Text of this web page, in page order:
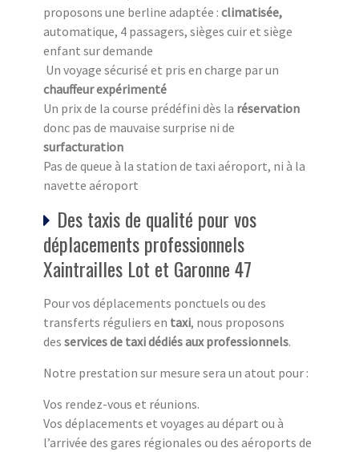
proposons une berline adaptée : climatisée,
automatique, 4 passagers, sièges cuir et siège
enfant sur demande
Un voyage sécurisé et pris en charge par un
chauffeur expérimenté
Un prix de la course prédéfini dès la réservation
donc pas de mauvaise surprise ni de
surfacturation
Pas de queue à la station de taxi aéroport, ni à la
navette aéroport
Des taxis de qualité pour vos
déplacements professionnels
Xaintrailles Lot et Garonne 47
Pour vos déplacements ponctuels ou des
transferts réguliers en taxi, nous proposons
des services de taxi dédiés aux professionnels.
Notre prestation sur mesure sera un atout pour :
Vos rendez-vous et réunions.
Vos déplacements et voyages au départ ou à
l’arrivée des gares régionales ou des aéroports de